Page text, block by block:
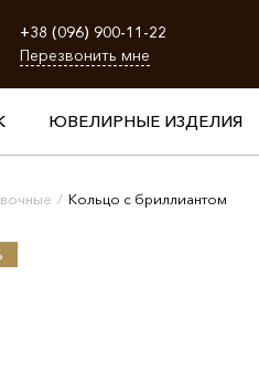
+38 (096) 900-11-22
Перезвонить мне
ЮВЕЛИРНЫЕ ИЗДЕЛИЯ
/ Кольцо с бриллиантом